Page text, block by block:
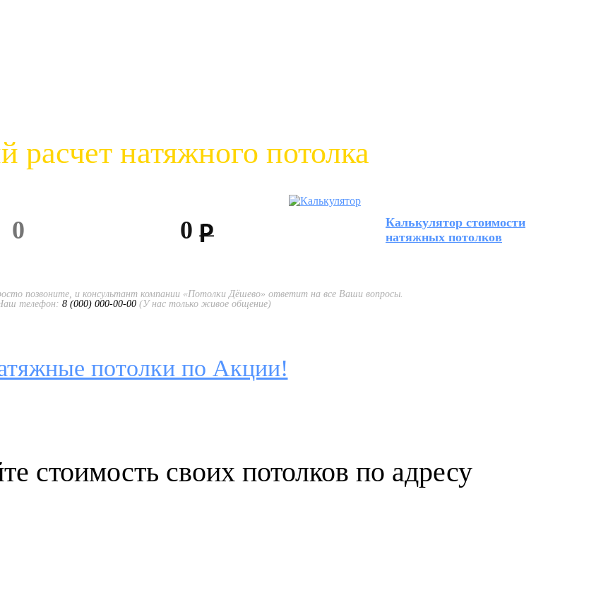
расчет натяжного потолка
0
Калькулятор стоимости
натяжных потолков
позвоните, и консультант компании «Потолки Дёшево» ответит на все Ваши вопросы.
телефон: 8 (000) 000-00-00(У нас только живое общение)
потолки по Акции!
стоимость своих потолков по адресу